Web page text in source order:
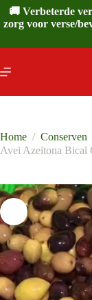
Ga
naar
de
🚚 Verbeterde
zorg voor verse/
Home / Conserven
Avei Azeitona Bical